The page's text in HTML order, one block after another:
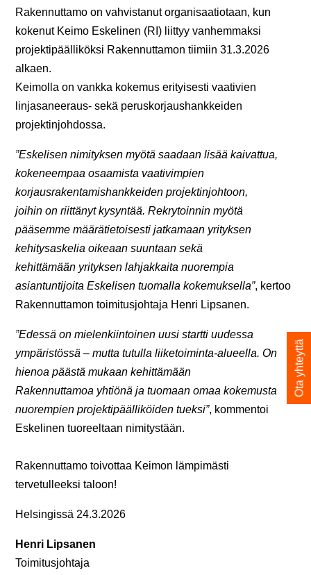
Rakennuttamo on vahvistanut organisaatiotaan, kun
kokenut Keimo Eskelinen (RI) liittyy vanhemmaksi
projektipäälliköksi Rakennuttamon tiimiin 31.3.2026
alkaen.
Keimolla on vankka kokemus erityisesti vaativien
linjasaneeraus- sekä peruskorjaushankkeiden
projektinjohdossa.
”Eskelisen nimityksen myötä saadaan lisää kaivattua,
kokeneempaa osaamista vaativimpien
korjausrakentamishankkeiden projektinjohtoon,
joihin on riittänyt kysyntää. Rekrytoinnin myötä
pääsemme määrätietoisesti jatkamaan yrityksen
kehitysaskelia oikeaan suuntaan sekä
kehittämään yrityksen lahjakkaita nuorempia
asiantuntijoita Eskelisen tuomalla kokemuksella”, kertoo
Rakennuttamon toimitusjohtaja Henri Lipsanen.
”Edessä on mielenkiintoinen uusi startti uudessa
ympäristössä – mutta tutulla liiketoiminta-alueella. On
hienoa päästä mukaan kehittämään
Rakennuttamoa yhtiönä ja tuomaan omaa kokemusta
nuorempien projektipäälliköiden tueksi”, kommentoi
Eskelinen tuoreeltaan nimitystään.
Rakennuttamo toivottaa Keimon lämpimästi
tervetulleeksi taloon!
Helsingissä 24.3.2026
Henri Lipsanen
Toimitusjohtaja
Ota yhteyttä